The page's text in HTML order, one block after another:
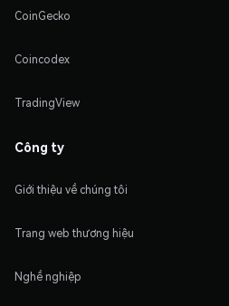
CoinGecko
Coincodex
TradingView
Công ty
Giới thiệu về chúng tôi
Trang web thương hiệu
Nghề nghiệp